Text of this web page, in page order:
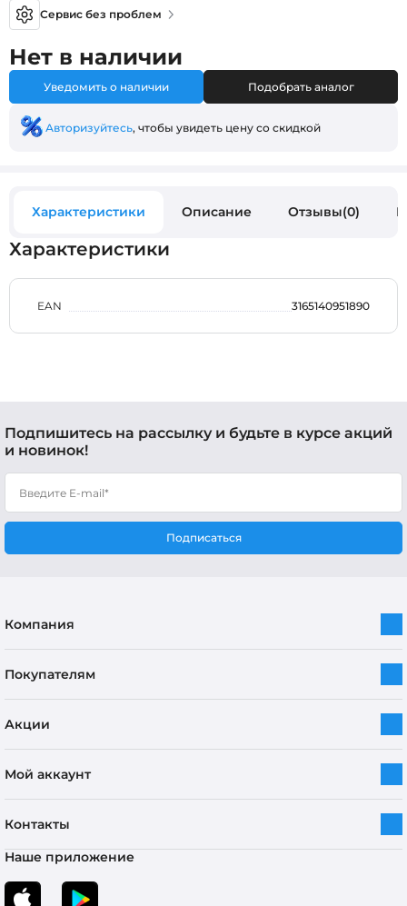
Сервис без проблем
Нет в наличии
Уведомить о наличии Подобрать аналог
Авторизуйтесь, чтобы увидеть цену со скидкой
Характеристики Описание Отзывы(0)
Характеристики
EAN 3165140951890
Подпишитесь на рассылку и будьте в курсе акций
и новинок!
Подписаться
Компания
Покупателям
Акции
Мой аккаунт
Контакты
Наше приложение